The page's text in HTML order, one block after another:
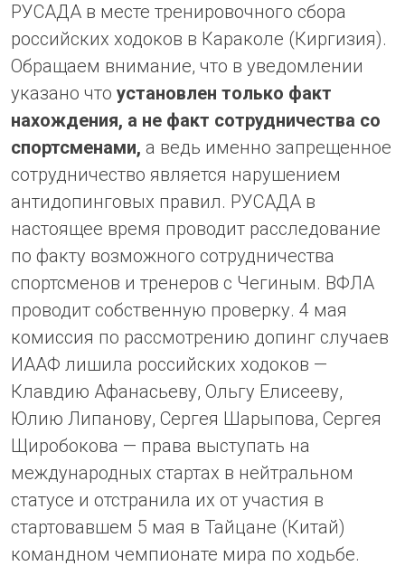
РУСАДА в месте тренировочного сбора
российских ходоков в Караколе (Киргизия).
Обращаем внимание, что в уведомлении
указано что установлен только факт
нахождения, а не факт сотрудничества со
спортсменами, а ведь именно запрещенное
сотрудничество является нарушением
антидопинговых правил. РУСАДА в
настоящее время проводит расследование
по факту возможного сотрудничества
спортсменов и тренеров с Чегиным. ВФЛА
проводит собственную проверку. 4 мая
комиссия по рассмотрению допинг случаев
ИААФ лишила российских ходоков —
Клавдию Афанасьеву, Ольгу Елисееву,
Юлию Липанову, Сергея Шарыпова, Сергея
Щиробокова — права выступать на
международных стартах в нейтральном
статусе и отстранила их от участия в
стартовавшем 5 мая в Тайцане (Китай)
командном чемпионате мира по ходьбе.